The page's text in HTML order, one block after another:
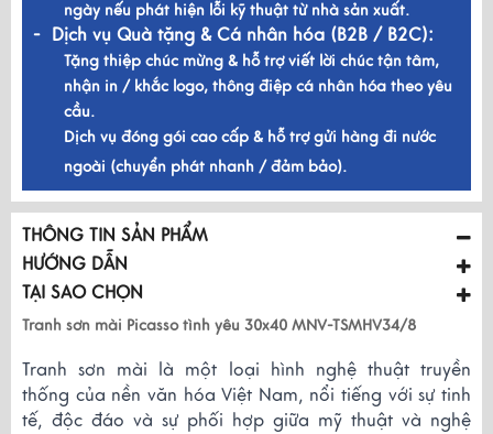
ngày nếu phát hiện lỗi kỹ thuật từ nhà sản xuất.
- Dịch vụ Quà tặng & Cá nhân hóa (B2B / B2C):
Tặng thiệp chúc mừng & hỗ trợ viết lời chúc tận tâm,
nhận in / khắc logo, thông điệp cá nhân hóa theo yêu
cầu.
Dịch vụ đóng gói cao cấp & hỗ trợ gửi hàng đi nước
ngoài (chuyển phát nhanh / đảm bảo).
THÔNG TIN SẢN PHẨM
HƯỚNG DẪN
TẠI SAO CHỌN
Tranh sơn mài Picasso tình yêu 30x40 MNV-TSMHV34/8
Tranh sơn mài là một loại hình nghệ thuật truyền
thống của nền văn hóa Việt Nam, nổi tiếng với sự tinh
tế, độc đáo và sự phối hợp giữa mỹ thuật và nghệ